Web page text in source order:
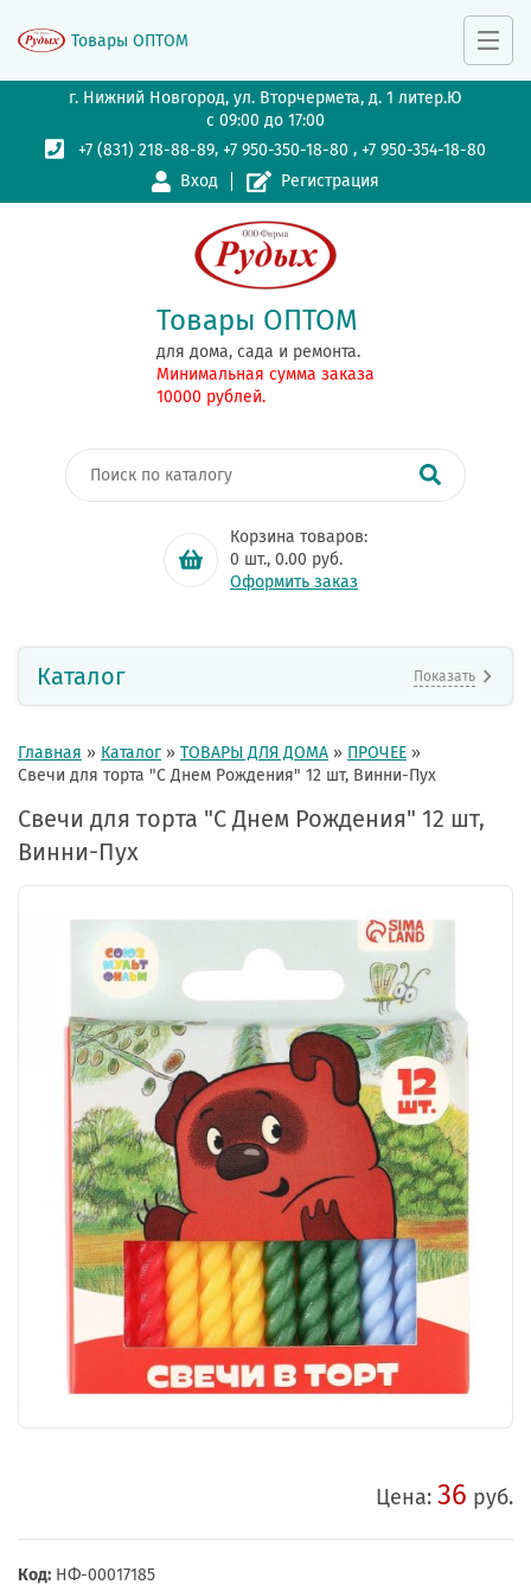
г. Нижний Новгород, ул. Вторчермета, д. 1 литер.Ю
с 09:00 до 17:00
+7 (831) 218-88-89,+7 950-350-18-80 ,+7 950-354-18-80
Вход
Регистрация
Товары ОПТОМ
для дома, сада и ремонта.
Минимальная сумма заказа
10000 рублей.
Корзина товаров:
0 шт., 0.00 руб.
Оформить заказ
Товары ОПТОМ
Каталог Показать
Главная » Каталог » ТОВАРЫ ДЛЯ ДОМА » ПРОЧЕЕ »
Свечи для торта "С Днем Рождения" 12 шт, Винни-Пух
Свечи для торта "С Днем Рождения" 12 шт,
Винни-Пух
Цена: 36 руб.
Код: НФ-00017185